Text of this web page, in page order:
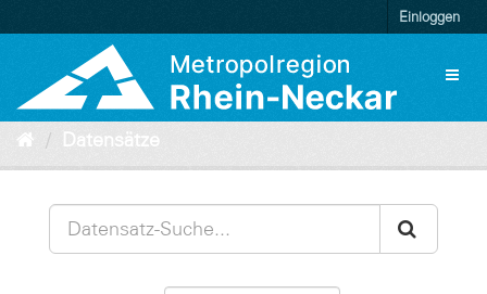
zum
Einloggen
Datensätze